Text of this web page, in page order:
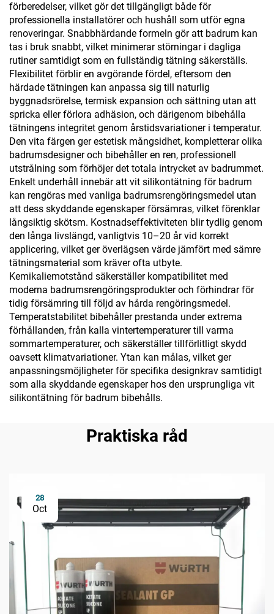
förberedelser, vilket gör det tillgängligt både för
professionella installatörer och hushåll som utför egna
renoveringar. Snabbhärdande formeln gör att badrum kan
tas i bruk snabbt, vilket minimerar störningar i dagliga
rutiner samtidigt som en fullständig tätning säkerställs.
Flexibilitet förblir en avgörande fördel, eftersom den
härdade tätningen kan anpassa sig till naturlig
byggnadsrörelse, termisk expansion och sättning utan att
spricka eller förlora adhäsion, och därigenom bibehålla
tätningens integritet genom årstidsvariationer i temperatur.
Den vita färgen ger estetisk mångsidhet, kompletterar olika
badrumsdesigner och bibehåller en ren, professionell
utstrålning som förhöjer det totala intrycket av badrummet.
Enkelt underhåll innebär att vit silikontätning för badrum
kan rengöras med vanliga badrumsrengöringsmedel utan
att dess skyddande egenskaper försämras, vilket förenklar
långsiktig skötsm. Kostnadseffektiviteten blir tydlig genom
den långa livslängd, vanligtvis 10–20 år vid korrekt
applicering, vilket ger överlägsen värde jämfört med sämre
tätningsmaterial som kräver ofta utbyte.
Kemikaliemotstånd säkerställer kompatibilitet med
moderna badrumsrengöringsprodukter och förhindrar för
tidig försämring till följd av hårda rengöringsmedel.
Temperatstabilitet bibehåller prestanda under extrema
förhållanden, från kalla vintertemperaturer till varma
sommartemperaturer, och säkerställer tillförlitligt skydd
oavsett klimatvariationer. Ytan kan målas, vilket ger
anpassningsmöjligheter för specifika designkrav samtidigt
som alla skyddande egenskaper hos den ursprungliga vit
silikontätning för badrum bibehålls.
Praktiska råd
28
Oct